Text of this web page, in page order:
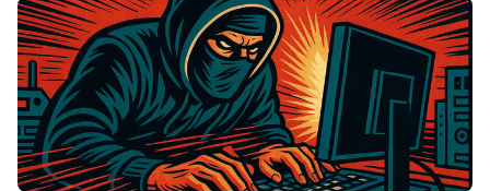
implicar a evolução de nosso país.